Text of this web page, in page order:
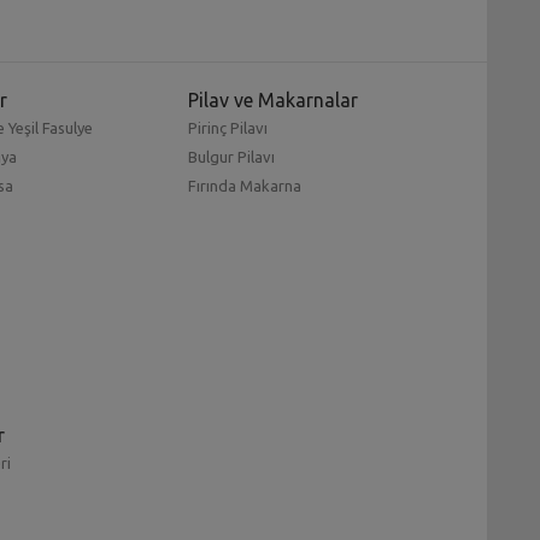
Yeşil Fasulye
Pilav ve Makarnalar
Pirinç Pilavı
Bulgur Pilavı
Fırında Makarna